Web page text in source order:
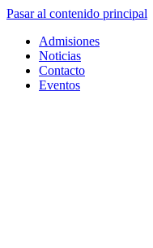
Pasar al contenido principal
Admisiones
Noticias
Contacto
Eventos